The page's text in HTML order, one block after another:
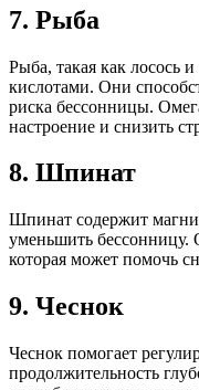
7. Рыба
Рыба, такая как лосось
кислотами. Они
риска бессонницы.
настроение и снизить
8. Шпинат
Шпинат содержит
уменьшить бессонницу.
которая может помочь
9. Чеснок
Чеснок помогает
продолжительность